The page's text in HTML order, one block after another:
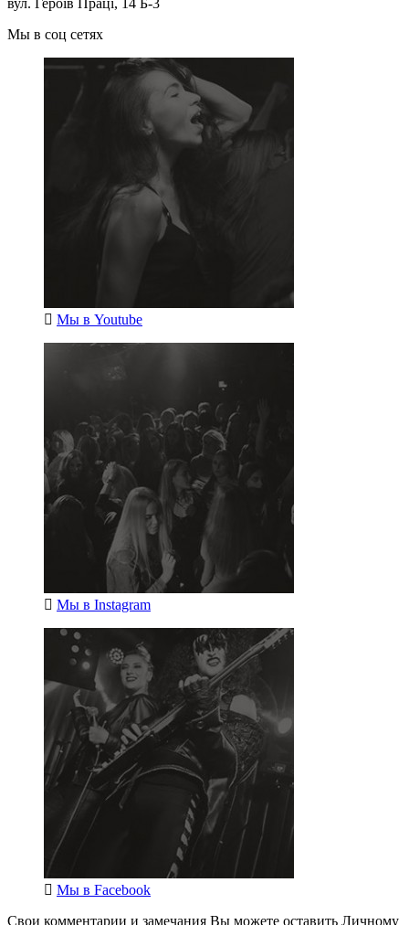
Мы в соц сетях
Мы в Youtube
Мы в Instagram
Мы в Facebook
Свои комментарии и замечания Вы можете оставить Личному